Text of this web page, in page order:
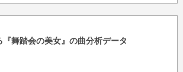
舞踏会の美女』の曲分析データ